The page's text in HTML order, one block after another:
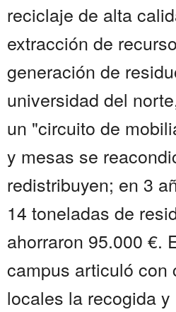
reciclaje de alta
extracción de
generación de
universidad del
un "circuito de
y mesas se
redistribuyen; en 3
14 toneladas de
ahorraron 95.000 €.
campus articuló con
locales la recogida